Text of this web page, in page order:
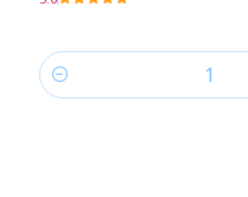
Cantidad